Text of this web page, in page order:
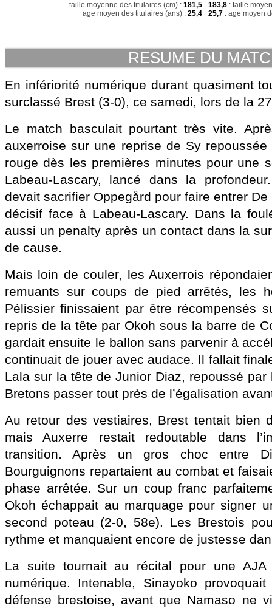
taille moyenne des titulaires (cm) : 181,5
age moyen des titulaires (ans) : 25,4
183,8 : taille
25,7 : age moyen
RESUME DU
En infériorité numérique durant quasiment
surclassé Brest (3-0), ce samedi, lors de la
Le match basculait pourtant très vite.
auxerroise sur une reprise de Sy
rouge dès les premières minutes pour une
Labeau-Lascary, lancé dans la
devait sacrifier Oppegård pour faire entrer
décisif face à Labeau-Lascary. Dans la
aussi un penalty après un contact dans la
de cause.
Mais loin de couler, les Auxerrois
remuants sur coups de pied arrêtés, les
Pélissier finissaient par être récompensés
repris de la tête par Okoh sous la barre de
gardait ensuite le ballon sans parvenir à
continuait de jouer avec audace. Il fallait
Lala sur la tête de Junior Diaz, repoussé
Bretons passer tout près de l’égalisation
Au retour des vestiaires, Brest tentait bien
mais Auxerre restait redoutable dans
transition. Après un gros choc entre
Bourguignons repartaient au combat et
phase arrêtée. Sur un coup franc
Okoh échappait au marquage pour signer
second poteau (2-0, 58e). Les Brestois
rythme et manquaient encore de justesse
La suite tournait au récital pour une AJA
numérique. Intenable, Sinayoko
défense brestoise, avant que Namaso ne